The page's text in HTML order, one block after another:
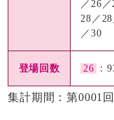
／26
28／
／30
登場回数 26 ：
集計期間：第0001